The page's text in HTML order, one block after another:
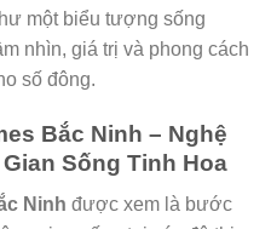
một biểu tượng sống
nhìn, giá trị và phong cách
số đông.
Bắc Ninh – Nghệ
Sống Tinh Hoa
Ninh được xem là bước